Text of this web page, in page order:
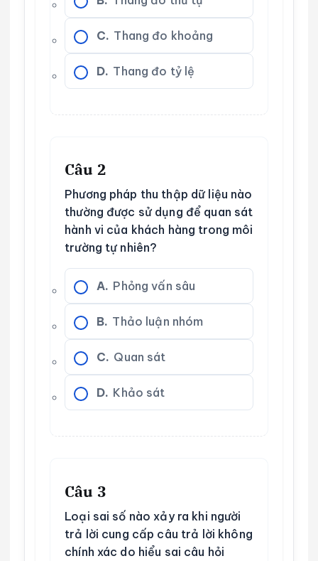
C. Thang đo khoảng
D. Thang đo tỷ lệ
Câu 2
Phương pháp thu thập dữ liệu nào
thường được sử dụng để quan sát
hành vi của khách hàng trong môi
trường tự nhiên?
A. Phỏng vấn sâu
B. Thảo luận nhóm
C. Quan sát
D. Khảo sát
Câu 3
Loại sai số nào xảy ra khi người
trả lời cung cấp câu trả lời không
chính xác do hiểu sai câu hỏi